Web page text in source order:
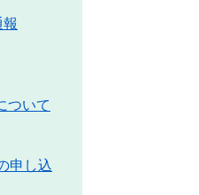
ついて
申し込